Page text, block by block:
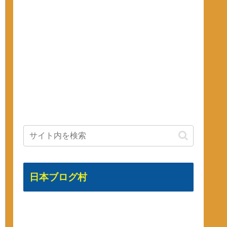
日本ブログ村